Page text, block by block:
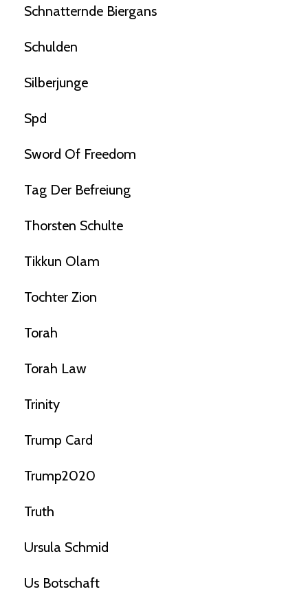
Schnatternde Biergans
Schulden
Silberjunge
Spd
Sword Of Freedom
Tag Der Befreiung
Thorsten Schulte
Tikkun Olam
Tochter Zion
Torah
Torah Law
Trinity
Trump Card
Trump2020
Truth
Ursula Schmid
Us Botschaft